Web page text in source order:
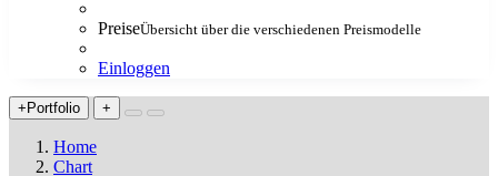
PreiseÜbersicht über die verschiedenen Preismodelle
Einloggen
+Portfolio +
Home
Chart